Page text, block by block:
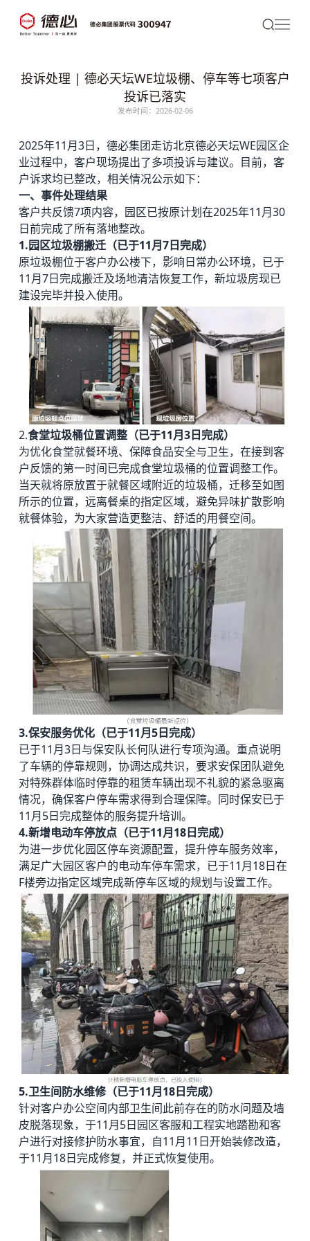
投诉处理 | 德必天坛WE垃圾棚、停车等七项客户
投诉已落实
发布时间：2026-02-06
2025年11月3日，德必集团走访北京德必天坛WE园区企
业过程中，客户现场提出了多项投诉与建议。目前，客
户诉求均已整改，相关情况公示如下：
一、事件处理结果
客户共反馈7项内容，园区已按原计划在2025年11月30
日前完成了所有落地整改。
1.园区垃圾棚搬迁（已于11月7日完成）
原垃圾棚位于客户办公楼下，影响日常办公环境，已于
11月7日完成搬迁及场地清洁恢复工作，新垃圾房现已
建设完毕并投入使用。
2.食堂垃圾桶位置调整（已于11月3日完成）
为优化食堂就餐环境、保障食品安全与卫生，在接到客
户反馈的第一时间已完成食堂垃圾桶的位置调整工作。
当天就将原放置于就餐区域附近的垃圾桶，迁移至如图
所示的位置，远离餐桌的指定区域，避免异味扩散影响
就餐体验，为大家营造更整洁、舒适的用餐空间。
3.保安服务优化 （已于11月5日完成）
已于11月3日与保安队长何队进行专项沟通。重点说明
了车辆的停靠规则，协调达成共识，要求安保团队避免
对特殊群体临时停靠的租赁车辆出现不礼貌的紧急驱离
情况，确保客户停车需求得到合理保障。同时保安已于
11月5日完成整体的服务提升培训。
4.新增电动车停放点（已于11月18日完成）
为进一步优化园区停车资源配置，提升停车服务效率，
满足广大园区客户的电动车停车需求，已于11月18日在
F楼旁边指定区域完成新停车区域的规划与设置工作。
5.卫生间防水维修（已于11月18日完成）
针对客户办公空间内部卫生间此前存在的防水问题及墙
皮脱落现象，于11月5日园区客服和工程实地踏勘和客
户进行对接修护防水事宜，自11月11日开始装修改造，
于11月18日完成修复，并正式恢复使用。